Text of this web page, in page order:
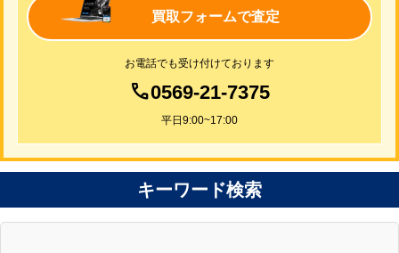
買取フォームで査定
お電話でも受け付けております
0569-21-7375
平日9:00~17:00
キーワード検索